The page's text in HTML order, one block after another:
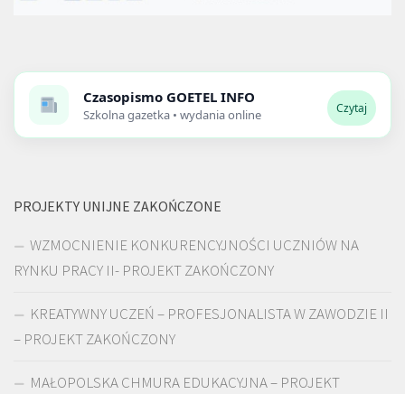
Czasopismo GOETEL INFO
Szkolna gazetka • wydania online Czytaj
PROJEKTY UNIJNE ZAKOŃCZONE
WZMOCNIENIE KONKURENCYJNOŚCI UCZNIÓW NA
RYNKU PRACY II- PROJEKT ZAKOŃCZONY
KREATYWNY UCZEŃ – PROFESJONALISTA W ZAWODZIE II
– PROJEKT ZAKOŃCZONY
MAŁOPOLSKA CHMURA EDUKACYJNA – PROJEKT